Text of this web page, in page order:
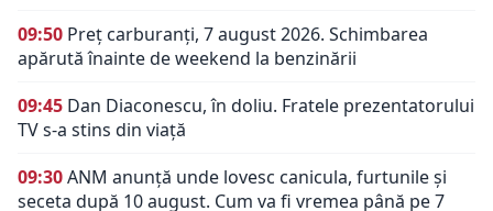
09:50 Preț carburanți, 7 august 2026. Schimbarea
apărută înainte de weekend la benzinării
09:45 Dan Diaconescu, în doliu. Fratele prezentatorului
TV s-a stins din viață
09:30ANM anunță unde lovesc canicula, furtunile și
seceta după 10 august. Cum va fi vremea până pe 7